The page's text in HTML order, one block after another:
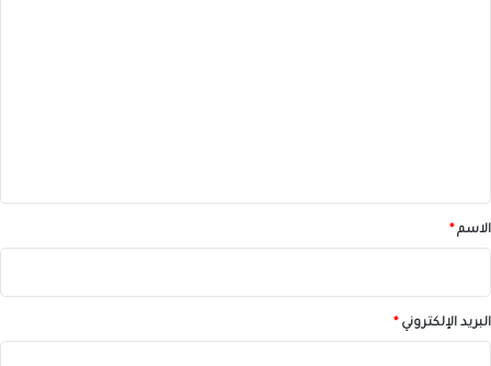
*الاسم*
البريد الإلكتروني*